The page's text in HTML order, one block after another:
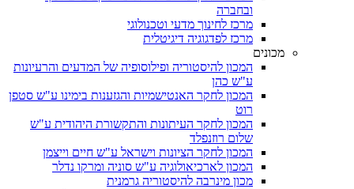
ובחברה
מרכז לחינוך מדעי וטכנולוגי
מרכז לפדגוגיה דיגיטלית
מכונים
המכון להיסטוריה ופילוסופיה של המדעים והרעיונות
ע"ש כהן
המכון לחקר האנטישמיות והגזענות בימינו ע"ש סטפן
רוט
המכון לחקר העיתונות והתקשורת היהודית ע"ש
שלום רוזנפלד
המכון לחקר הציונות וישראל ע"ש חיים וייצמן
המכון לארכיאולוגיה ע"ש סוניה ומרקו נדלר
מכון מינרבה להיסטוריה גרמנית